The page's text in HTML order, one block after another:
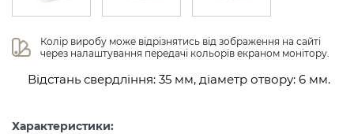
Колір виробу може відрізнятись від зображення на сайті
через налаштування передачі кольорів екраном монітору.
Відстань свердління: 35 мм, діаметр отвору: 6 мм.
Характеристики: